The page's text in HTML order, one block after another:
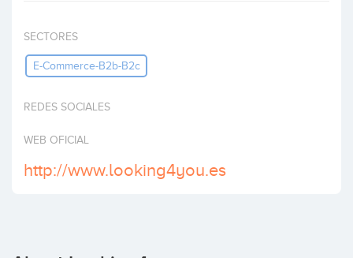
SECTORES
E-Commerce-B2b-B2c
REDES SOCIALES
WEB OFICIAL
http://www.looking4you.es